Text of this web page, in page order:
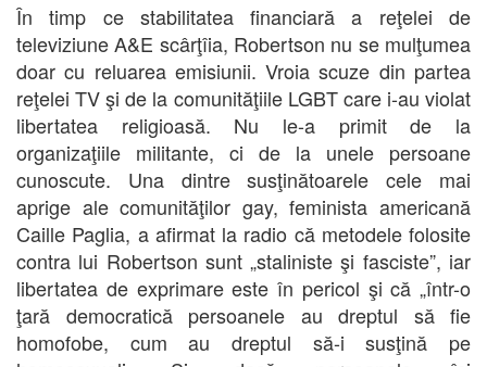
În timp ce stabilitatea financiară a reţelei de
televiziune A&E scârţîia, Robertson nu se mulţumea
doar cu reluarea emisiunii. Vroia scuze din partea
reţelei TV şi de la comunităţiile LGBT care i-au violat
libertatea religioasă. Nu le-a primit de la
organizaţiile militante, ci de la unele persoane
cunoscute. Una dintre susţinătoarele cele mai
aprige ale comunităţilor gay, feminista americană
Caille Paglia, a afirmat la radio că metodele folosite
contra lui Robertson sunt „staliniste şi fasciste”, iar
libertatea de exprimare este în pericol şi că „într-o
ţară democratică persoanele au dreptul să fie
homofobe, cum au dreptul să-i susţină pe